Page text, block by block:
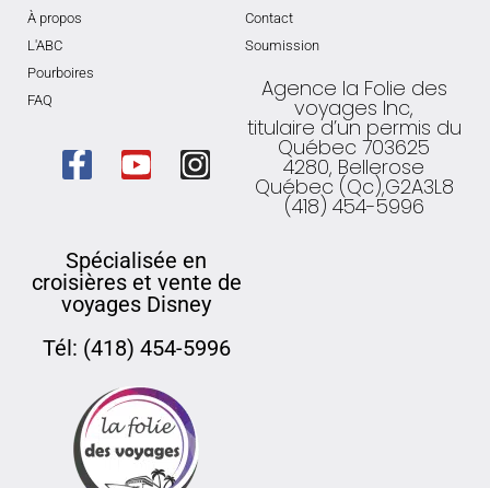
À propos
L'ABC
Pourboires
FAQ
Contact
Soumission
Agence la Folie des
voyages Inc,
titulaire d’un permis du
Québec 703625
4280, Bellerose
Québec (Qc),G2A3L8
(418) 454-5996
Spécialisée en
croisières et vente de
voyages Disney
Tél: (418) 454-5996